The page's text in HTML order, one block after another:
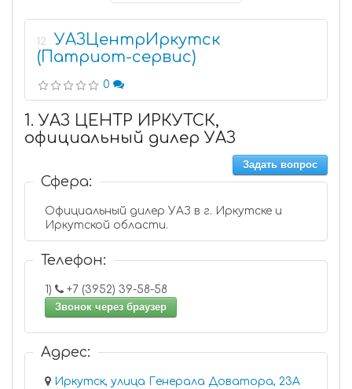
12
УАЗЦентрИркутск
(Патриот-сервис)
0
1. УАЗ ЦЕНТР ИРКУТСК,
официальный дилер УАЗ
Задать вопрос
Сфера:
Официальный дилер УАЗ в г. Иркутске и
Иркутской области.
Телефон:
1)
+7 (3952) 39-58-58
Звонок через браузер
Адрес:
Иркутск, улица Генерала Доватора, 23А